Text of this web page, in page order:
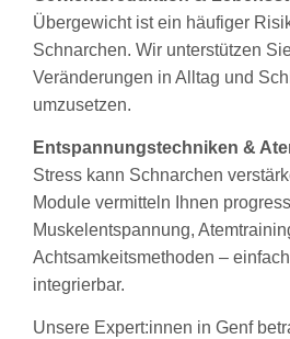
Übergewicht ist ein häufiger
Schnarchen. Wir unterstützen
Veränderungen in Alltag und
umzusetzen.
Entspannungstechniken &
Stress kann Schnarchen
Module vermitteln Ihnen
Muskelentspannung,
Achtsamkeitsmethoden –
integrierbar.
Unsere Expert:innen in Genf